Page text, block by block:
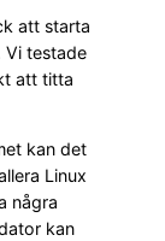
att starta
Vi testade
att titta
kan det
Linux
några
kan